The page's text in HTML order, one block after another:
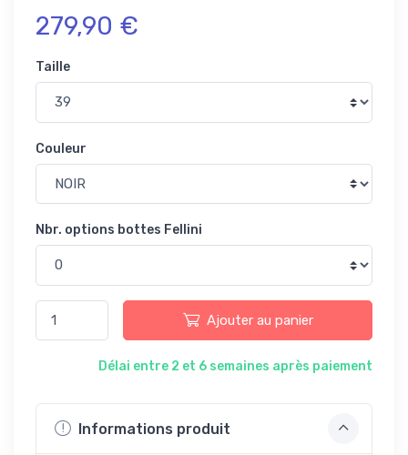
279,90 €
Taille
Couleur
Nbr. options bottes Fellini
Ajouter au panier
Délai entre 2 et 6 semaines après paiement
Informations produit